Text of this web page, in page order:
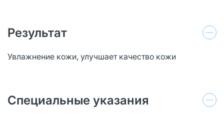
Результат
Увлажнение кожи, улучшает качество кожи
Специальные указания